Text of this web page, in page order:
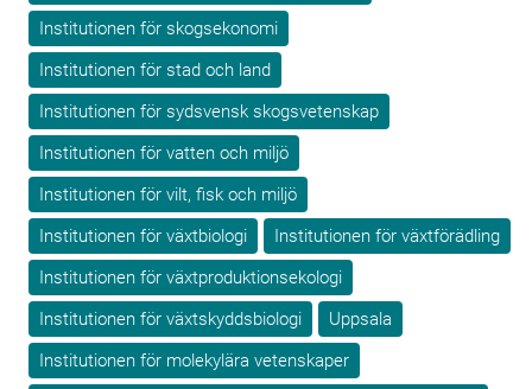
Institutionen för skogsekonomi
Institutionen för stad och land
Institutionen för sydsvensk skogsvetenskap
Institutionen för vatten och miljö
Institutionen för vilt, fisk och miljö
Institutionen för växtbiologi
Institutionen för växtförädling
Institutionen för växtproduktionsekologi
Institutionen för växtskyddsbiologi
Uppsala
Institutionen för molekylära vetenskaper